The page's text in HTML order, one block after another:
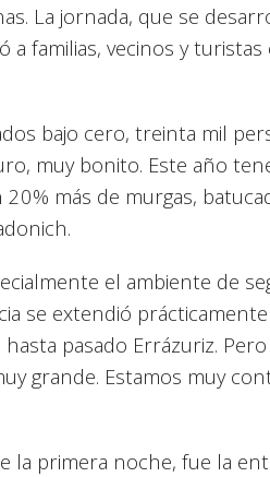
La jornada, que se
familias, vecinos y
bajo cero, treinta mil
muy bonito. Este año
más de murgas,
el ambiente de
se extendió
pasado Errázuriz.
grande. Estamos muy
la primera noche, fue la